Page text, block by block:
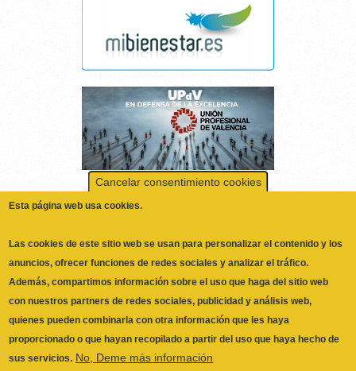
Cancelar consentimiento cookies
Esta página web usa cookies.
Las cookies de este sitio web se usan para personalizar el contenido y los
Además, compartimos información sobre el uso que haga del sitio web
con nuestros partners de redes sociales, publicidad y análisis web,
quienes pueden combinarla con otra información que les haya
proporcionado o que hayan recopilado a partir del uso que haya hecho de
sus servicios. No, Deme más información
Necesarias